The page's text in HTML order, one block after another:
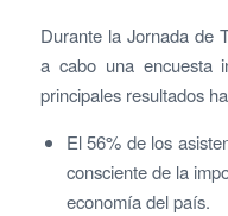
Durante la Jornada de
a cabo una encuesta
principales resultados
El 56% de los
consciente de la
economía del país.